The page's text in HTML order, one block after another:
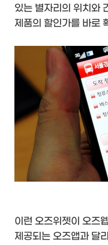
있는 별자리의 위치와
제품의 할인가를 바로
이런 오즈위젯이 오즈
제공되는 오즈앱과 달